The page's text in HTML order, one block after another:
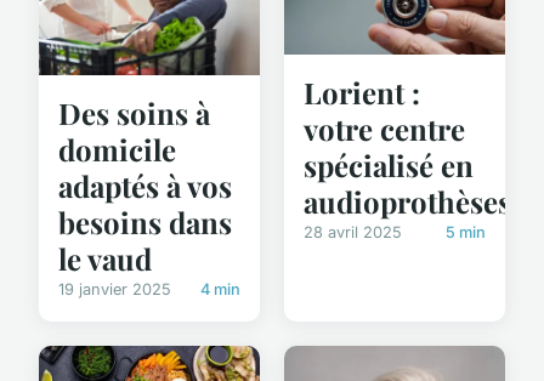
Des soins à
domicile
adaptés à vos
besoins dans
le vaud
19 janvier 2025 4 min
Lorient :
votre centre
spécialisé en
audioprothèses
28 avril 2025 5 min